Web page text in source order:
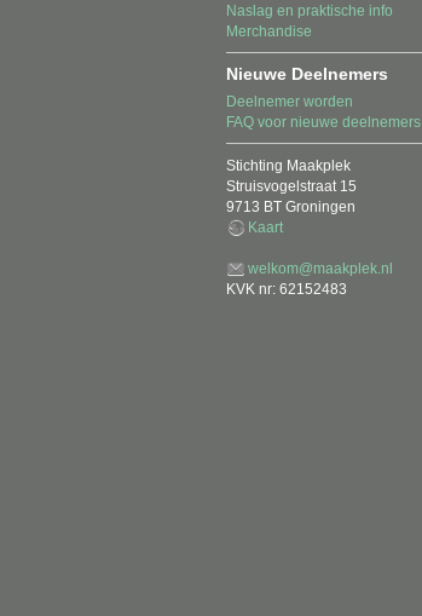
Naslag en praktische info
Merchandise
Nieuwe Deelnemers
Deelnemer worden
FAQ voor nieuwe deelnemers
Stichting Maakplek
Struisvogelstraat 15
9713 BT Groningen
Kaart
welkom@maakplek.nl
KVK nr: 62152483